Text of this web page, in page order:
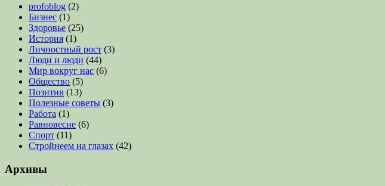
profoblog (2)
Бизнес (1)
Здоровье (25)
История (1)
Личностный рост (3)
Люди и люди (44)
Мир вокруг нас (6)
Общество (5)
Позитив (13)
Полезные советы (3)
Работа (1)
Равновесие (6)
Спорт (11)
Стройнеем на глазах (42)
Архивы